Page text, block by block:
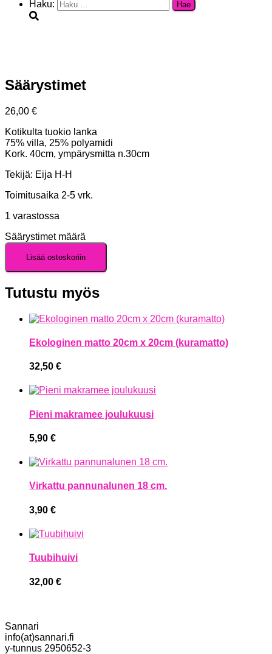
Haku:
Säärystimet
26,00 €
Kotikulta tuokio lanka
75% villa, 25% polyamidi
Kork. 40cm, ympärysmitta n.30cm
Tekijä: Eija H-H
Toimitusaika 2-5 vrk.
1 varastossa
Säärystimet määrä
Lisää ostoskoriin
Tutustu myös
Ekologinen matto 20cm x 20cm (kuramatto)
32,50 €
Pieni makramee joulukuusi
5,90 €
Virkattu pannunalunen 18 cm.
3,90 €
Tuubihuivi
32,00 €
Sannari
info(at)sannari.fi
y-tunnus 2950652-3